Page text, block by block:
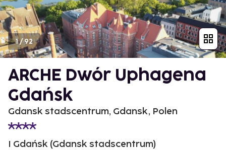
1/92
ARCHE Dwór Uphagena
Gdańsk
Gdansk stadscentrum, Gdansk, Polen
I Gdańsk (Gdansk stadscentrum)